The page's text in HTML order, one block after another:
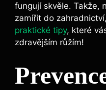
fungují skvěle. Takže,
zamířit do zahradnictví,
praktické tipy, které
zdravějším růžím!